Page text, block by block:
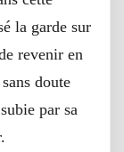
la garde sur
revenir en
doute
par sa